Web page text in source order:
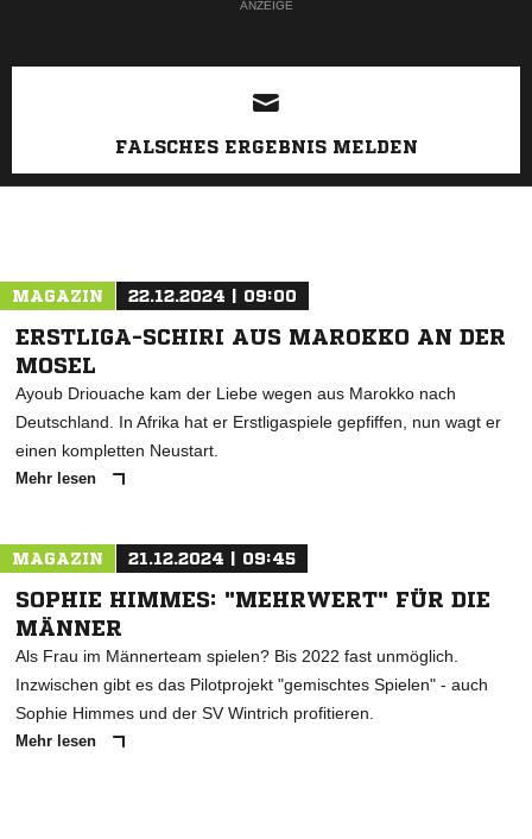
ANZEIGE
FALSCHES ERGEBNIS MELDEN
MAGAZIN 22.12.2024 | 09:00
ERSTLIGA-SCHIRI AUS MAROKKO AN DER
MOSEL
Ayoub Driouache kam der Liebe wegen aus Marokko nach
Deutschland. In Afrika hat er Erstligaspiele gepfiffen, nun wagt er
einen kompletten Neustart.
Mehr lesen
MAGAZIN 21.12.2024 | 09:45
SOPHIE HIMMES: "MEHRWERT" FÜR DIE
MÄNNER
Als Frau im Männerteam spielen? Bis 2022 fast unmöglich.
Inzwischen gibt es das Pilotprojekt "gemischtes Spielen" - auch
Sophie Himmes und der SV Wintrich profitieren.
Mehr lesen